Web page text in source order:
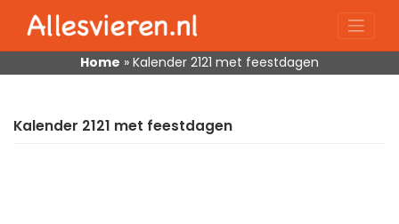
content
Home » Kalender 2121 met feestdagen
Kalender 2121 met feestdagen